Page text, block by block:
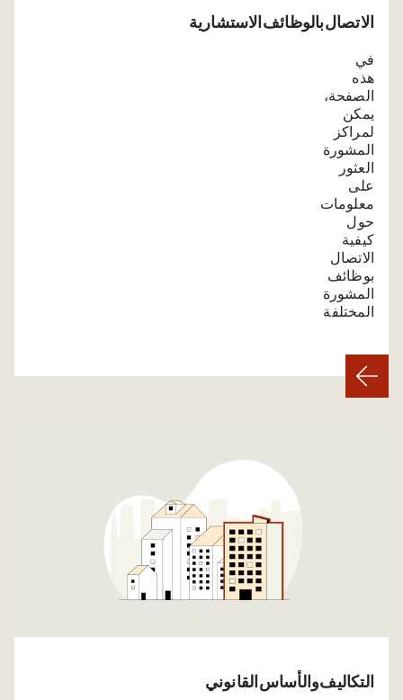
الاتصال بالوظائف الاستشارية
في
هذه
الصفحة،
يمكن
لمراكز
المشورة
العثور
على
معلومات
حول
كيفية
الاتصال
بوظائف
المشورة
المختلفة.
التكاليف والأساس القانوني